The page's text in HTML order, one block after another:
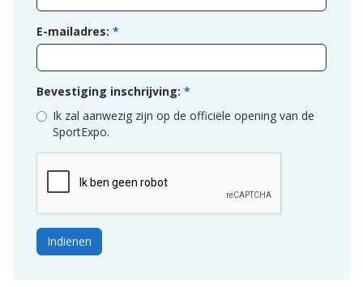
E-mailadres: *
Bevestiging inschrijving: *
Ik zal aanwezig zijn op de officiële opening van de
SportExpo.
Indienen